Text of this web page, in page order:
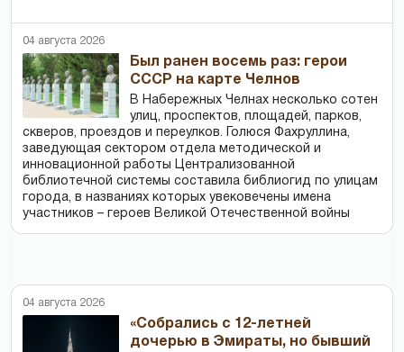
04 августа 2026
Был ранен восемь раз: герои
СССР на карте Челнов
В Набережных Челнах несколько сотен
улиц, проспектов, площадей, парков,
скверов, проездов и переулков. Голюся Фахруллина,
заведующая сектором отдела методической и
инновационной работы Централизованной
библиотечной системы составила библиогид по улицам
города, в названиях которых увековечены имена
участников – героев Великой Отечественной войны
04 августа 2026
«Собрались с 12-летней
дочерью в Эмираты, но бывший